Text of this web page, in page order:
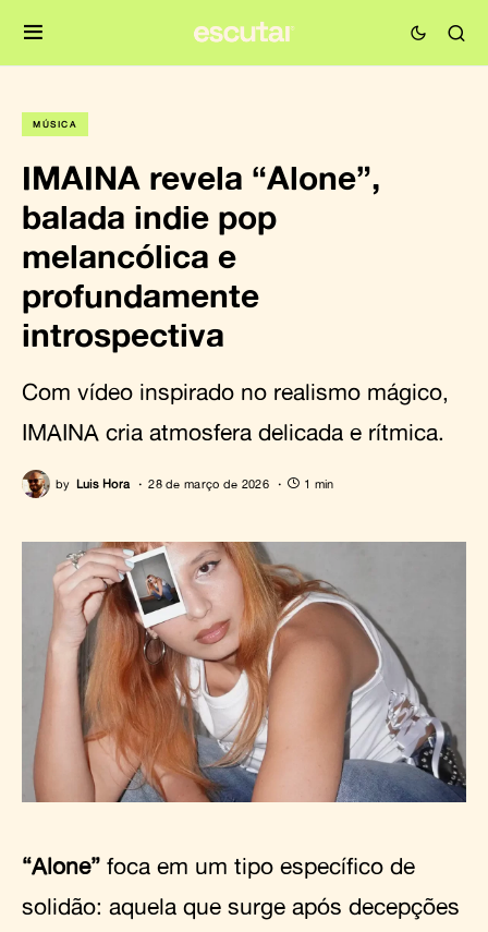
MÚSICA
IMAINA revela “Alone”,
balada indie pop
melancólica e
profundamente
introspectiva
Com vídeo inspirado no realismo mágico,
IMAINA cria atmosfera delicada e rítmica.
by Luis Hora 28 de março de 2026 1 min
“Alone” foca em um tipo específico de
solidão: aquela que surge após decepções